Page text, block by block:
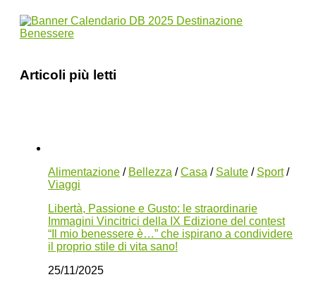
Articoli più letti
Alimentazione / Bellezza /Casa / Salute / Sport/
Viaggi
Libertà, Passione e Gusto: le straordinarie
Immagini Vincitrici della IX Edizione del contest
“Il mio benessere è…” che ispirano a condividere
il proprio stile di vita sano!
25/11/2025